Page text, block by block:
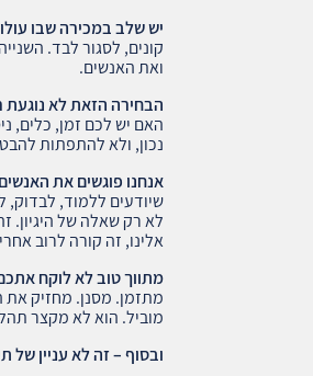
יש שלב במכירה שבו
קונים, לסגור לבד.
ואת האנשים.
הבחירה הזאת לא
האם יש לכם זמן, כלים,
נכון, ולא להתפתות
אנחנו פוגשים את
שיודעים ללמוד,
לא רק שאלה של היגיון.
אלינו, זה קורה לרוב
מתווך טוב לא לוקח
מתזמן. מסנן. מחזיק את
מוביל. הוא לא מקצר
ובסוף – זה לא עניין של